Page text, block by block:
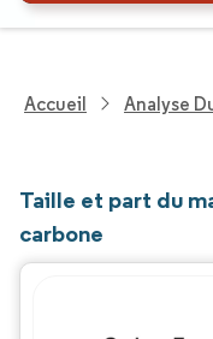
Accueil Analyse
Taille et part du
carbone